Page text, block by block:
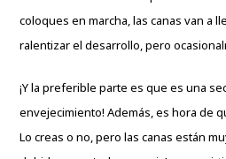
coloques en marcha, las canas van a
ralentizar el desarrollo, pero
¡Y la preferible parte es que es una
envejecimiento! Además, es hora de
Lo creas o no, pero las canas están